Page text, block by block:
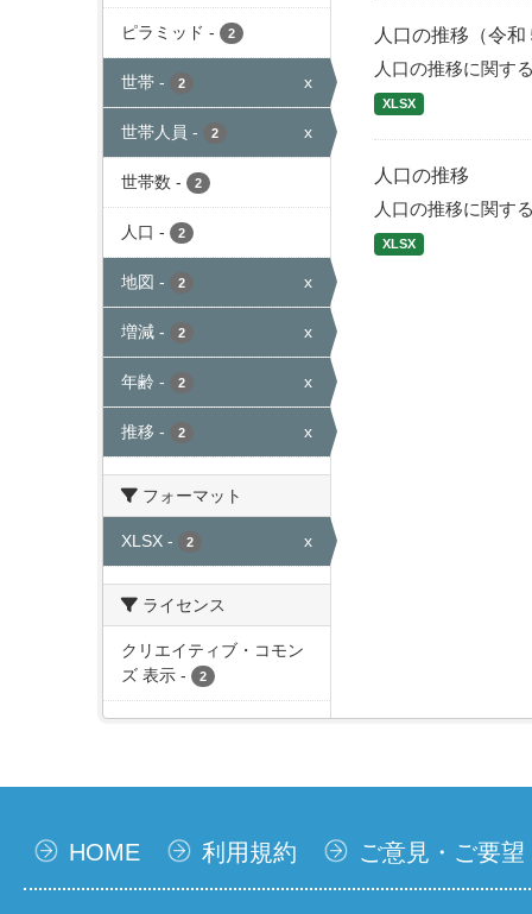
ピラミッド - 2
世帯 - 2 x
世帯人員 - 2 x
世帯数 - 2
人口 - 2
地図 - 2 x
増減 - 2 x
年齢 - 2 x
推移 - 2 x
フォーマット
XLSX - 2 x
ライセンス
クリエイティブ・コモン
ズ 表示 - 2
人口の推移（令和
人口の推移に関す
XLSX
人口の推移
人口の推移に関す
XLSX
HOME 利用規約 ご意見・ご要望